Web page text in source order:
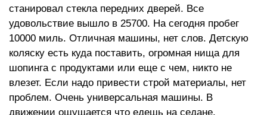
станировал стекла передних дверей. Все
удовольствие вышло в 25700. На сегодня пробег
10000 миль. Отличная машины, нет слов. Детскую
коляску есть куда поставить, огромная нища для
шопинга с продуктами или еще с чем, никто не
влезет. Если надо привести строй материалы, нет
проблем. Очень универсальная машины. В
движении ощущается что едешь на седане.